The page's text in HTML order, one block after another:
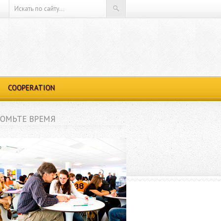
COOPERATION
ВРЕМЯ